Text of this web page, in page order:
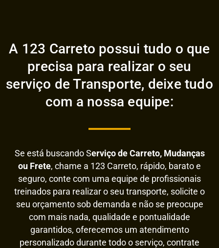
A 123 Carreto possui tudo o que
precisa para realizar o seu
serviço de Transporte, deixe tudo
com a nossa equipe:
Se está buscando Serviço de Carreto, Mudanças
ou Frete, chame a 123 Carreto, rápido, barato e
seguro, conte com uma equipe de profissionais
treinados para realizar o seu transporte, solicite o
seu orçamento sob demanda e não se preocupe
com mais nada, qualidade e pontualidade
garantidos, oferecemos um atendimento
personalizado durante todo o serviço, contrate